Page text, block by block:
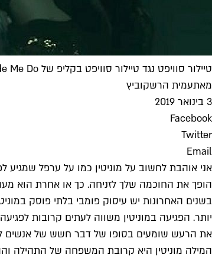
טיילור סוויפט נגד טיילור סוויפט בקליפ של Look What You Made Me Do
מאתעמית הרשקוביץ
3 בינואר 2019
Facebook
Twitter
Email
אני אוהבת לחשוב על מוניטין כמו על ערפל
הופך את החוכמה שלך לזניחה. כך או אחרת הוא
בשנים האחרונות יש עיסוק פומבי בלתי פוסק
יותר. הפגיעה במוניטין משווה לעתים קרובות
את הרעש שומעים בסופו של דבר חשש של
המילה מוניטין היא קרובת המשפחה של התהילה